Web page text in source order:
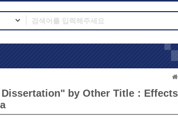
by Other Title :